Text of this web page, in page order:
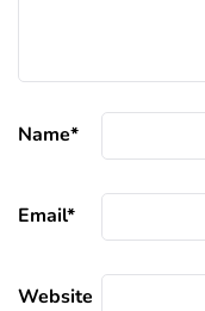
Name*
Email*
Website